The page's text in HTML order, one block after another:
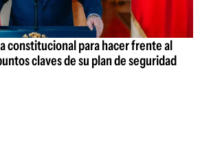
constitucional para hacer frente al
claves de su plan de seguridad